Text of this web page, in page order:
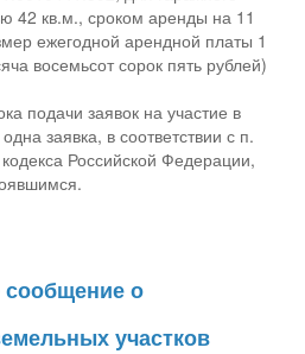
42 кв.м., сроком аренды на 11
ежегодной арендной платы 1
восемьсот сорок пять рублей)
подачи заявок на участие в
заявка, в соответствии с п.
Российской Федерации,
о
участков